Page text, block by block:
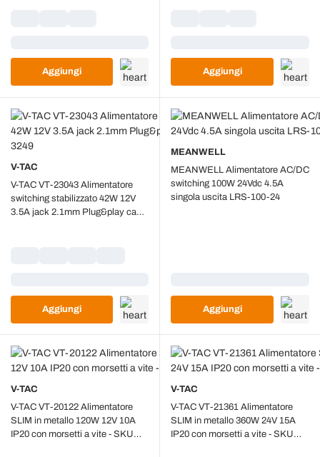
Aggiungi Aggiungi
V-TAC
V-TAC VT-23043 Alimentatore
switching stabilizzato 42W 12V
3.5A jack 2.1mm Plug&play cavo
Aggiungi
MEANWELL
MEANWELL Alimentatore AC/DC
switching 100W 24Vdc 4.5A
singola uscita LRS-100-24
Aggiungi
V-TAC
V-TAC VT-20122 Alimentatore
SLIM in metallo 120W 12V 10A
IP20 con morsetti a vite - SKU
V-TAC
V-TAC VT-21361 Alimentatore
SLIM in metallo 360W 24V 15A
IP20 con morsetti a vite - SKU